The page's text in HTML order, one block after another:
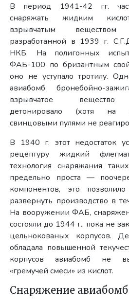
В период 1941-42 гг.
снаряжать жидким
взрывчатым
разработанной в 1939 г.
НКБ. На полигонных
ФАБ-100 по бризантным
оно не уступало тротилу.
авиабомб бронебойно-
взрывчатое вещество
детонировало (хотя на
свинцовыми пулями не
В 1940 г. этот недостаток
рецептуру жидкий
технология снаряжания
предельно проста —
компонентов, это
развернуть производство в
На вооружении ФАБ,
состояли до 1944 г., пока не
цельнокованых корпусов.
обладала повышенной
корпусов авиабомб не
«гремучей смеси» из кислот.
Снаряжение